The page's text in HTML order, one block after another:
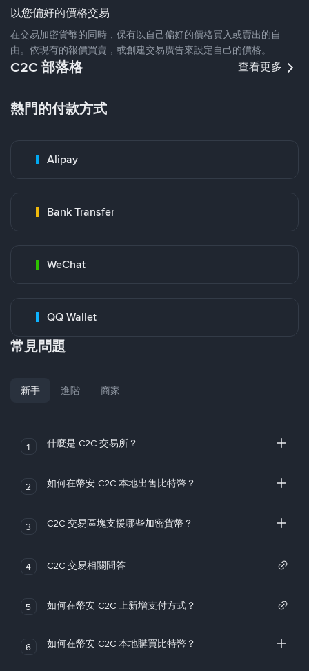
以您偏好的價格交易
在交易加密貨幣的同時，保有以自己偏好的價格買入或賣出的自
由。依現有的報價買賣，或創建交易廣告來設定自己的價格。
C2C 部落格 查看更多
熱門的付款方式
Alipay
Bank Transfer
WeChat
QQ Wallet
常見問題
新手 進階 商家
1 什麼是 C2C 交易所？
2 如何在幣安 C2C 本地出售比特幣？
3 C2C 交易區塊支援哪些加密貨幣？
4 C2C 交易相關問答
5 如何在幣安 C2C 上新增支付方式？
6 如何在幣安 C2C 本地購買比特幣？